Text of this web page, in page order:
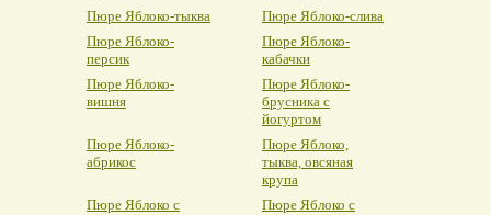
Пюре Яблоко-тыква
Пюре Яблоко-слива
Пюре Яблоко-
персик
Пюре Яблоко-
кабачки
Пюре Яблоко-
вишня
Пюре Яблоко-
брусника с
йогуртом
Пюре Яблоко-
абрикос
Пюре Яблоко,
тыква, овсяная
крупа
Пюре Яблоко с
Пюре Яблоко с